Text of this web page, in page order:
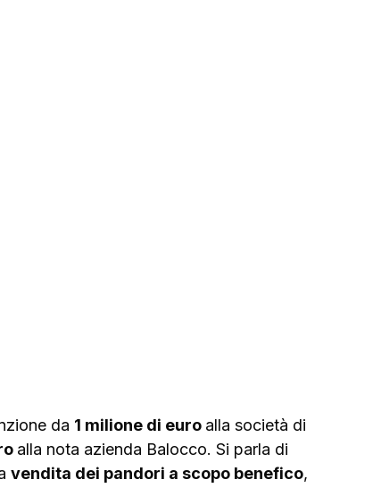
da 1 milione di euro alla società di
alla nota azienda Balocco. Si parla di
vendita dei pandori a scopo benefico,